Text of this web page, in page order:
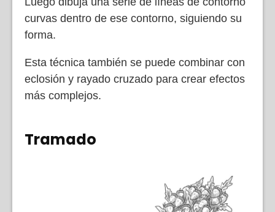
curvas dentro de ese contorno, siguiendo su
forma.
Esta técnica también se puede combinar con
eclosión y rayado cruzado para crear efectos
más complejos.
Tramado